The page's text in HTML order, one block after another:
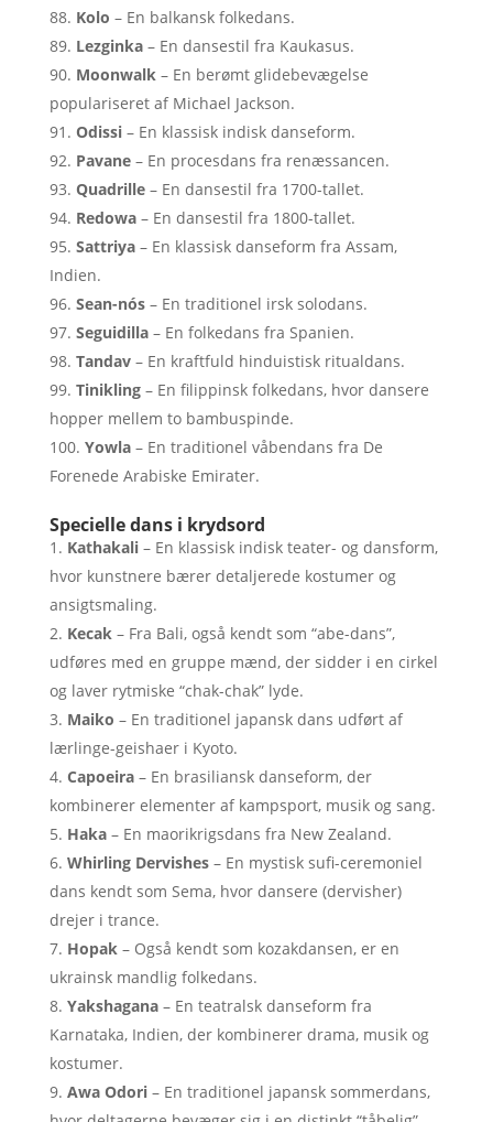
Kolo – En balkansk folkedans.
Lezginka– En dansestil fra Kaukasus.
Moonwalk– En berømt glidebevægelse
populariseret af Michael Jackson.
Odissi– En klassisk indisk danseform.
Pavane– En procesdans fra renæssancen.
Quadrille– En dansestil fra 1700-tallet.
Redowa– En dansestil fra 1800-tallet.
Sattriya– En klassisk danseform fra Assam,
Indien.
Sean-nós– En traditionel irsk solodans.
Seguidilla– En folkedans fra Spanien.
Tandav– En kraftfuld hinduistisk ritualdans.
Tinikling– En filippinsk folkedans, hvor dansere
hopper mellem to bambuspinde.
Yowla– En traditionel våbendans fra De
Forenede Arabiske Emirater.
Specielle dans i krydsord
Kathakali– En klassisk indisk teater- og dansform,
hvor kunstnere bærer detaljerede kostumer og
ansigtsmaling.
Kecak– Fra Bali, også kendt som “abe-dans”,
udføres med en gruppe mænd, der sidder i en cirkel
og laver rytmiske “chak-chak” lyde.
Maiko – En traditionel japansk dans udført af
lærlinge-geishaer i Kyoto.
Capoeira– En brasiliansk danseform, der
kombinerer elementer af kampsport, musik og sang.
Haka– En maorikrigsdans fra New Zealand.
Whirling Dervishes– En mystisk sufi-ceremoniel
dans kendt som Sema, hvor dansere (dervisher)
drejer i trance.
Hopak– Også kendt som kozakdansen, er en
ukrainsk mandlig folkedans.
Yakshagana– En teatralsk danseform fra
Karnataka, Indien, der kombinerer drama, musik og
kostumer.
Awa Odori– En traditionel japansk sommerdans,